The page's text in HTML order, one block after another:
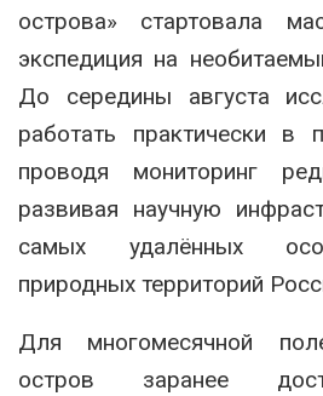
острова» стартовала
экспедиция на
До середины августа
работать практически в
проводя мониторинг
развивая научную
самых удалённых
природных территорий
Для многомесячной
остров заранее